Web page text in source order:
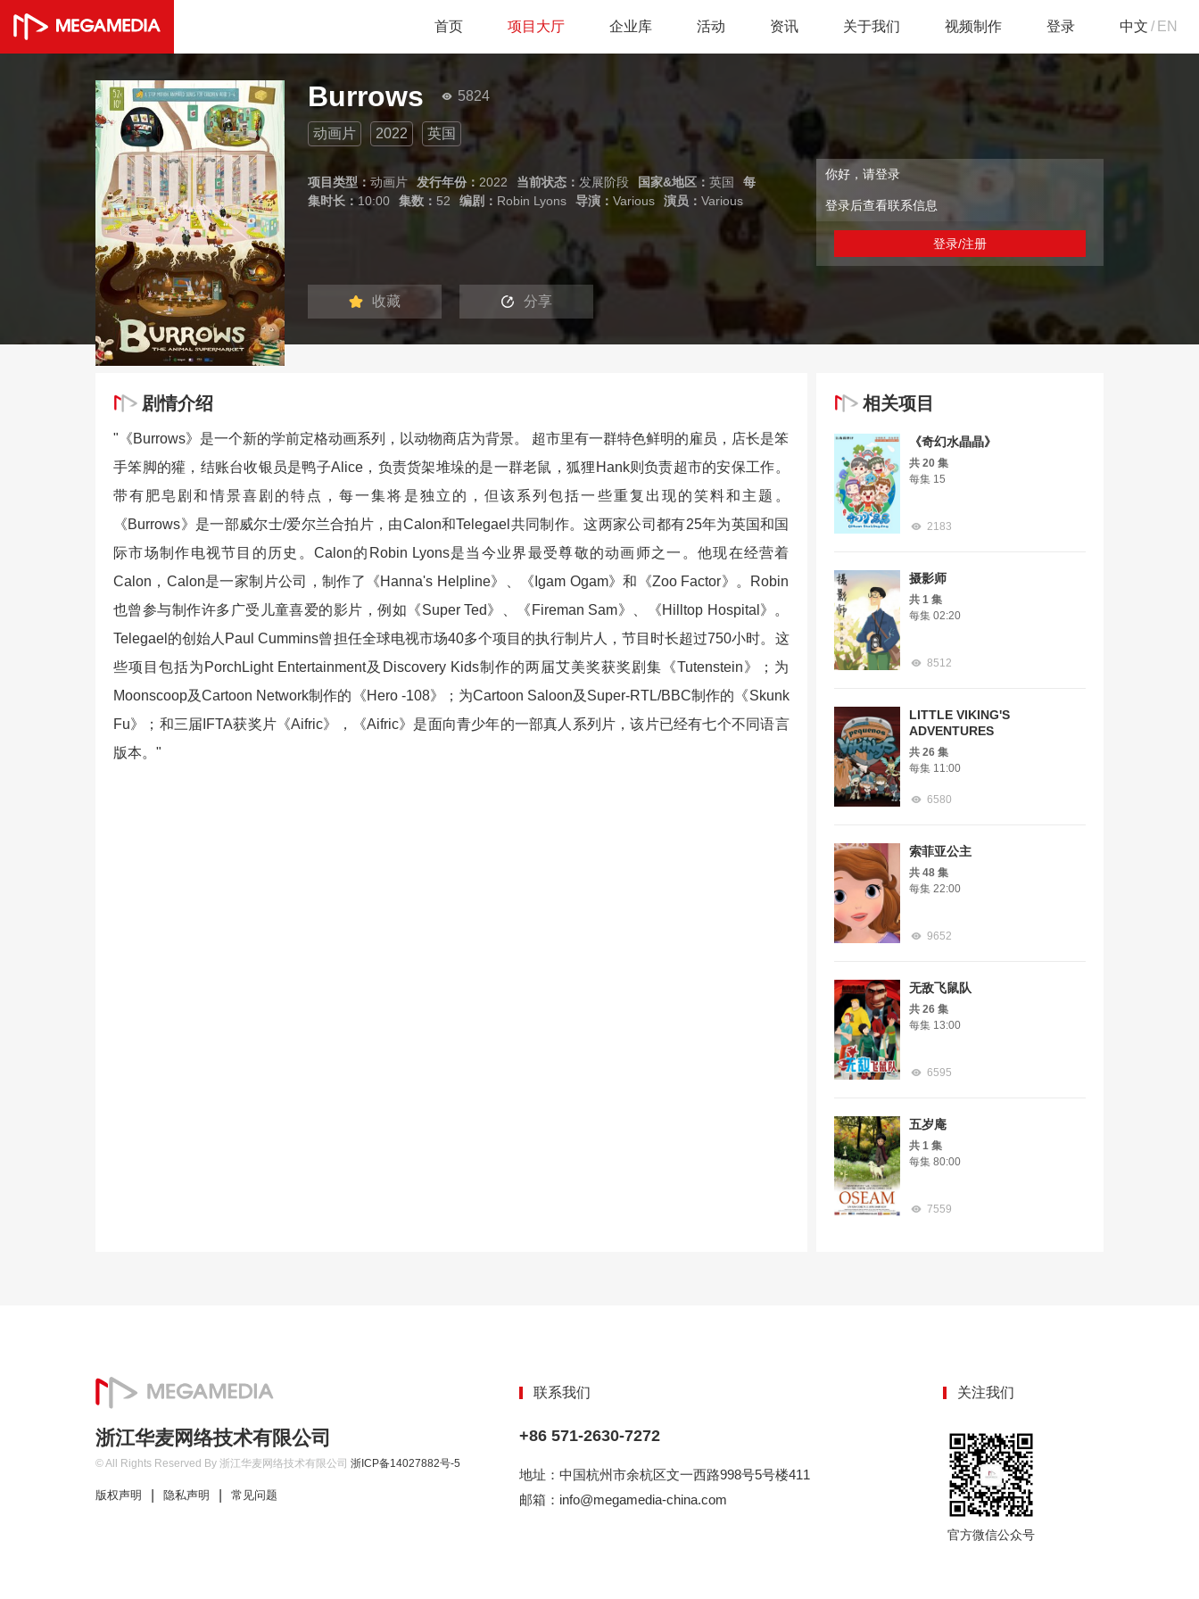
首页 项目大厅 企业库 活动 资讯 关于我们 视频制作 登录 中文 / EN
Burrows 5824
动画片 2022 英国
项目类型： 动画片 发行年份： 2022 当前状态： 发展阶段 国家&地区： 英国
每
集时长： 10:00 集数： 52 编剧： Robin Lyons 导演： Various 演员： Various
收藏 分享
你好，请登录
登录后查看联系信息
登录/注册
剧情介绍
"《Burrows》是一个新的学前定格动画系列，以动物商店为背景。 超市里有一群特色鲜明的雇员，店长是笨
手笨脚的獾，结账台收银员是鸭子Alice，负责货架堆垛的是一群老鼠，狐狸Hank则负责超市的安保工作。
带有肥皂剧和情景喜剧的特点，每一集将是独立的，但该系列包括一些重复出现的笑料和主题。
《Burrows》是一部威尔士/爱尔兰合拍片，由Calon和Telegael共同制作。这两家公司都有25年为英国和国
际市场制作电视节目的历史。Calon的Robin Lyons是当今业界最受尊敬的动画师之一。他现在经营着
Calon，Calon是一家制片公司，制作了《Hanna's Helpline》、《Igam Ogam》和《Zoo Factor》。Robin
也曾参与制作许多广受儿童喜爱的影片，例如《Super Ted》、《Fireman Sam》、《Hilltop Hospital》。
Telegael的创始人Paul Cummins曾担任全球电视市场40多个项目的执行制片人，节目时长超过750小时。这
些项目包括为PorchLight Entertainment及Discovery Kids制作的两届艾美奖获奖剧集《Tutenstein》；为
Moonscoop及Cartoon Network制作的《Hero -108》；为Cartoon Saloon及Super-RTL/BBC制作的《Skunk
Fu》；和三届IFTA获奖片《Aifric》，《Aifric》是面向青少年的一部真人系列片，该片已经有七个不同语言
版本。"
相关项目
《奇幻水晶晶》
共 20 集
每集 15
2183
摄影师
共 1 集
每集 02:20
8512
LITTLE VIKING'S
ADVENTURES
共 26 集
每集 11:00
6580
索菲亚公主
共 48 集
每集 22:00
9652
无敌飞鼠队
共 26 集
每集 13:00
6595
五岁庵
共 1 集
每集 80:00
7559
浙江华麦网络技术有限公司
© All Rights Reserved By 浙江华麦网络技术有限公司 浙ICP备14027882号-5
版权声明 隐私声明 常见问题
联系我们
+86 571-2630-7272
地址：中国杭州市余杭区文一西路998号5号楼411
邮箱：info@megamedia-china.com
关注我们
官方微信公众号